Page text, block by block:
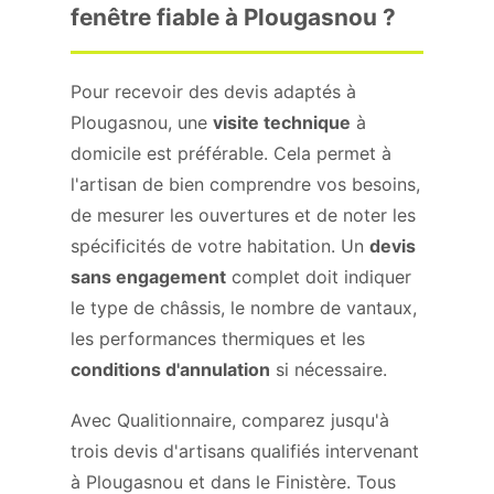
fenêtre fiable à Plougasnou ?
Pour recevoir des devis adaptés à
Plougasnou, une visite technique à
domicile est préférable. Cela permet à
l'artisan de bien comprendre vos besoins,
de mesurer les ouvertures et de noter les
spécificités de votre habitation. Un devis
sans engagement complet doit indiquer
le type de châssis, le nombre de vantaux,
les performances thermiques et les
conditions d'annulation si nécessaire.
Avec Qualitionnaire, comparez jusqu'à
trois devis d'artisans qualifiés intervenant
à Plougasnou et dans le Finistère. Tous